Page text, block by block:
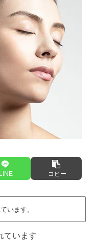
LINE コピー
います。
ています